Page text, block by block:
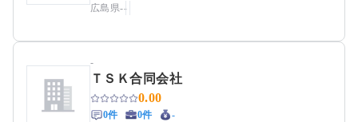
広島県--
-
ＴＳＫ合同会社
0.00
0件 0件
-